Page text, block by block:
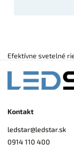
Efektívne svetelné
Kontakt
ledstar@ledstar.sk
0914 110 400